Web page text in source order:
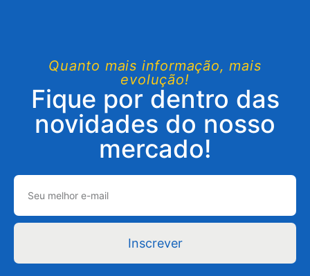
Quanto mais informação, mais
evolução!
Fique por dentro das
novidades do nosso
mercado!
Inscrever